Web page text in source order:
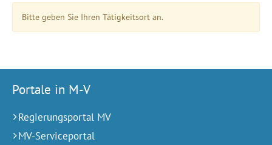
Bitte geben Sie Ihren Tätigkeitsort an.
Portale in M-V
Regierungsportal MV
MV-Serviceportal